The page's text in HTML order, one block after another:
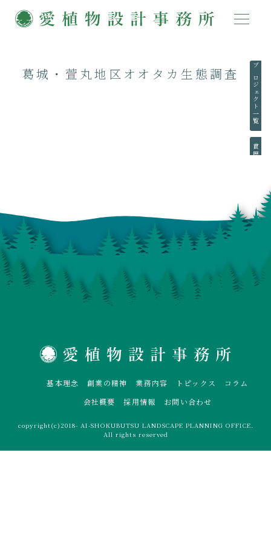
プロジェクト一覧
賞歴一覧
執筆一覧
葛城・萱丸地区オオタカ生態調査
基本理念 創業の精神 業務内容 トピックス
コラム
会社概要
採用情報 お問い合わせ
copyright(c)2018- AI-SHOKUBUTSU LANDSCAPE PLANNING OFFICE.
All rights reserved